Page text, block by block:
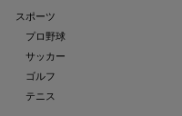
スポーツ
プロ野球
サッカー
ゴルフ
テニス